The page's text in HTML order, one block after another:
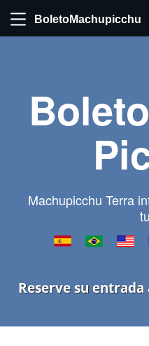
BoletoMachupicchu
Machupicchu Terra
Reserve su